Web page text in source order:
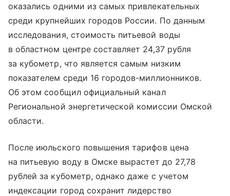
оказались одними из самых привлекательных
среди крупнейших городов России. По данным
исследования, стоимость питьевой воды
в областном центре составляет 24,37 рубля
за кубометр, что является самым низким
показателем среди 16 городов-миллионников.
Об этом сообщил официальный канал
Региональной энергетической комиссии Омской
области.
После июльского повышения тарифов цена
на питьевую воду в Омске вырастет до 27,78
рублей за кубометр, однако даже с учетом
индексации город сохранит лидерство